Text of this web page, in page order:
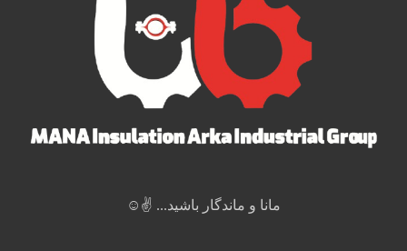
مانا و ماندگار باشید... ✌️☺️